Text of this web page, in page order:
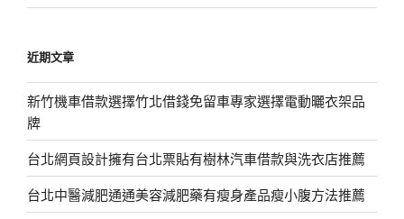
近期文章
新竹機車借款選擇竹北借錢免留車專家選擇電動曬衣架品
牌
台北網頁設計擁有台北票貼有樹林汽車借款與洗衣店推薦
台北中醫減肥通通美容減肥藥有瘦身產品瘦小腹方法推薦